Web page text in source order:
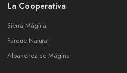
La Cooperativa
Sierra Mágina
Parque Natural
Albanchez de Mágina